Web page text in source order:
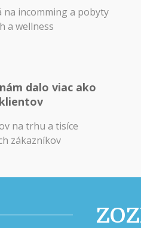
na incomming a pobyty
a wellness
dalo viac ako
na trhu a tisíce
zákazníkov